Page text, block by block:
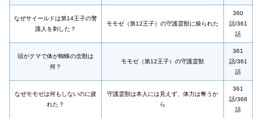
なぜサイールドは第14王子の警
護人を刺した？
モモゼ（第12王子）の守護霊獣に操られた
360
話/361
話
頭がクマで体が蜘蛛の念獣は
何？
モモゼ（第12王子）の守護霊獣
361
話/361
話
なぜモモゼは何もしないのに疲
れた？
守護霊獣は本人には見えず、体力は奪うか
ら
361
話/368
話